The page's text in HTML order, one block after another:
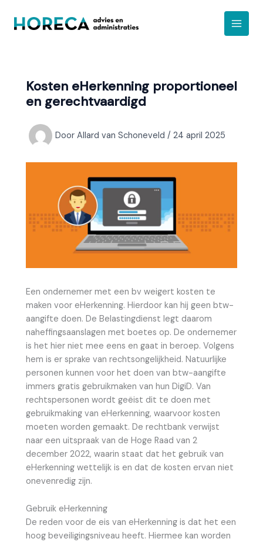
naar
Kosten eHerkenning proportioneel
en gerechtvaardigd
Door Allard van Schoneveld / 24 april 2025
Een ondernemer met een bv weigert kosten te
maken voor eHerkenning. Hierdoor kan hij geen btw-
aangifte doen. De Belastingdienst legt daarom
naheffingsaanslagen met boetes op. De ondernemer
is het hier niet mee eens en gaat in beroep. Volgens
hem is er sprake van rechtsongelijkheid. Natuurlijke
personen kunnen voor het doen van btw-aangifte
immers gratis gebruikmaken van hun DigiD. Van
rechtspersonen wordt geëist dit te doen met
gebruikmaking van eHerkenning, waarvoor kosten
moeten worden gemaakt. De rechtbank verwijst
naar een uitspraak van de Hoge Raad van 2
december 2022, waarin staat dat het gebruik van
eHerkenning wettelijk is en dat de kosten ervan niet
onevenredig zijn.
Gebruik eHerkenning
De reden voor de eis van eHerkenning is dat het een
hoog beveiligingsniveau heeft. Hiermee kan worden